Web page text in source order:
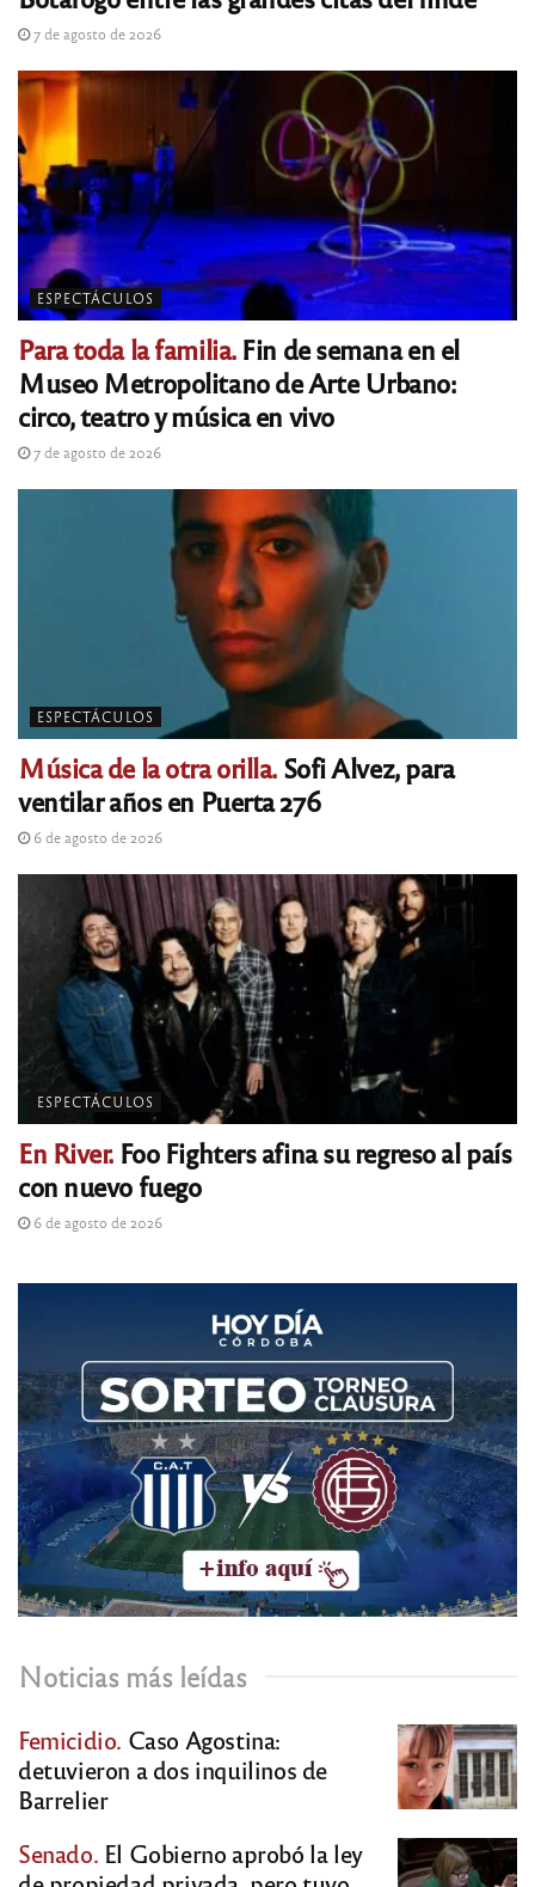
7 de agosto de 2026
ESPECTÁCULOS
Para toda la familia.Fin de semana en el
Museo Metropolitano de Arte Urbano:
circo, teatro y música en vivo
7 de agosto de 2026
ESPECTÁCULOS
Música de la otra orilla. Sofi Alvez, para
ventilar años en Puerta 276
6 de agosto de 2026
ESPECTÁCULOS
En River. Foo Fighters afina su regreso al país
con nuevo fuego
6 de agosto de 2026
Noticias más leídas
Femicidio. Caso Agostina:
detuvieron a dos inquilinos de
Barrelier
Senado. El Gobierno aprobó la ley